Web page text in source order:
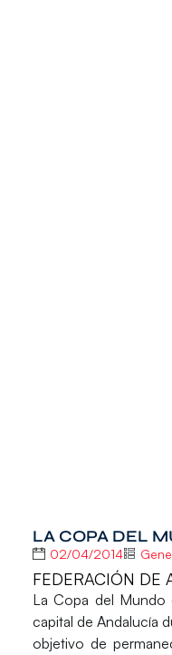
LA COPA DEL
02/04/2014
FEDERACIÓN DE
LaCopa del Mundo
capital de Andalucía
objetivo de